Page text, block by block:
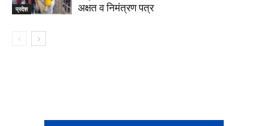
प्रदेश अक्षत व निमंत्रण पत्र